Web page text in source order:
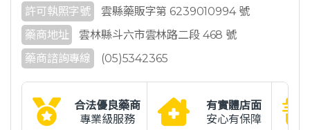
許可執照字號
雲縣藥販字第 6239010994 號
藥商地址
雲林縣斗六市雲林路二段 468 號
藥商諮詢專線
(05)5342365
合法優良藥商
專業級服務
有實體店面
安心有保障